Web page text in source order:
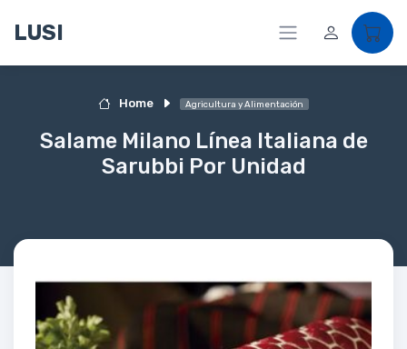
LUSI
Home Agricultura y Alimentación
Salame Milano Línea Italiana de
Sarubbi Por Unidad